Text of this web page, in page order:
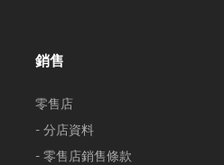
銷售
零售店
- 分店資料
- 零售店銷售條款